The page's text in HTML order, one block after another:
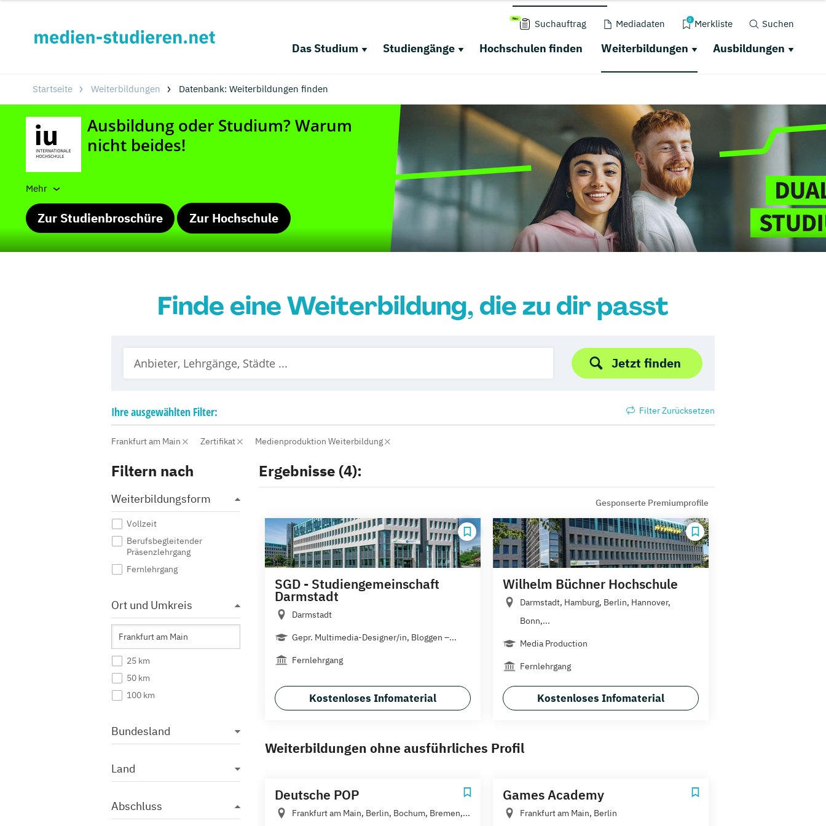
Suchauftrag Mediadaten 0 Merkliste Suchen
Das Studium Studiengänge Hochschulen finden Weiterbildungen Ausbildungen
Startseite Weiterbildungen Datenbank: Weiterbildungen finden
Mehr
Zur Studienbroschüre Zur Hochschule
Finde eine Weiterbildung, die zu dir passt
Jetzt finden
Ihreausgewählten Filter: Filter Zurücksetzen
Frankfurt am Main Zertifikat Medienproduktion Weiterbildung
Filtern nach
Weiterbildungsform
Vollzeit
Berufsbegleitender
Präsenzlehrgang
Fernlehrgang
Ort und Umkreis
25 km
50 km
100 km
Bundesland
Land
Abschluss
Ergebnisse (4):
Gesponserte Premiumprofile
SGD - Studiengemeinschaft
Darmstadt
Darmstadt
Gepr. Multimedia-Designer/in, Bloggen –...
Fernlehrgang
Kostenloses Infomaterial
Wilhelm Büchner Hochschule
Darmstadt, Hamburg, Berlin, Hannover,
Bonn,...
Media Production
Fernlehrgang
Kostenloses Infomaterial
Weiterbildungen ohne ausführliches Profil
Deutsche POP
Frankfurt am Main, Berlin, Bochum, Bremen,...
Games Academy
Frankfurt am Main, Berlin